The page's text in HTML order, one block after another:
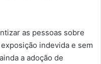
as pessoas sobre
indevida e sem
a adoção de